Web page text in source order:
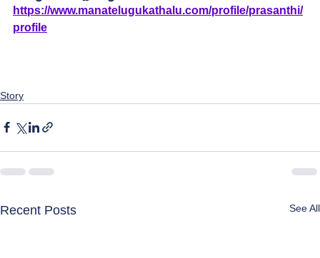
https://www.manatelugukathalu.com/profile/prasanthi/
profile
Story
Recent Posts See All